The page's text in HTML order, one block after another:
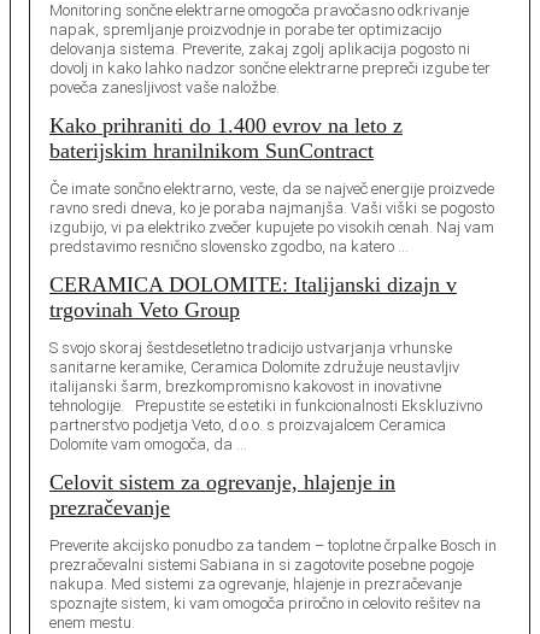
Monitoring sončne elektrarne omogoča pravočasno odkrivanje
napak, spremljanje proizvodnje in porabe ter optimizacijo
delovanja sistema. Preverite, zakaj zgolj aplikacija pogosto ni
dovolj in kako lahko nadzor sončne elektrarne prepreči izgube ter
poveča zanesljivost vaše naložbe.
Kako prihraniti do 1.400 evrov na leto z
baterijskim hranilnikom SunContract
Če imate sončno elektrarno, veste, da se največ energije proizvede
ravno sredi dneva, ko je poraba najmanjša. Vaši viški se pogosto
izgubijo, vi pa elektriko zvečer kupujete po visokih cenah. Naj vam
predstavimo resnično slovensko zgodbo, na katero …
CERAMICA DOLOMITE: Italijanski dizajn v
trgovinah Veto Group
S svojo skoraj šestdesetletno tradicijo ustvarjanja vrhunske
sanitarne keramike, Ceramica Dolomite združuje neustavljiv
italijanski šarm, brezkompromisno kakovost in inovativne
tehnologije. Prepustite se estetiki in funkcionalnosti Ekskluzivno
partnerstvo podjetja Veto, d.o.o. s proizvajalcem Ceramica
Dolomite vam omogoča, da …
Celovit sistem za ogrevanje, hlajenje in
prezračevanje
Preverite akcijsko ponudbo za tandem – toplotne črpalke Bosch in
prezračevalni sistemi Sabiana in si zagotovite posebne pogoje
nakupa. Med sistemi za ogrevanje, hlajenje in prezračevanje
spoznajte sistem, ki vam omogoča priročno in celovito rešitev na
enem mestu.